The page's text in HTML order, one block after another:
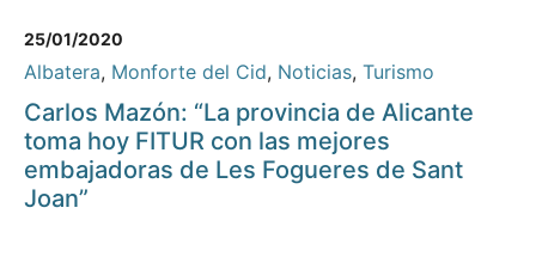
25/01/2020
Albatera, Monforte del Cid, Noticias, Turismo
Carlos Mazón: “La provincia de Alicante
toma hoy FITUR con las mejores
embajadoras de Les Fogueres de Sant
Joan”